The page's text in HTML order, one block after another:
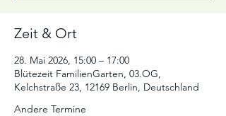
Zeit & Ort
28. Mai 2026, 15:00 – 17:00
Blütezeit FamilienGarten, 03.OG,
Kelchstraße 23, 12169 Berlin, Deutschland
Andere Termine